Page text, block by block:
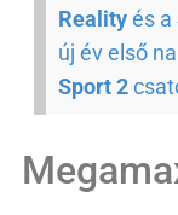
Realityés a
új év első
Sport 2